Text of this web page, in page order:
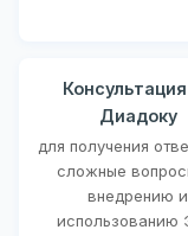
Диадоку
для получения
сложные
внедрению и
использованию